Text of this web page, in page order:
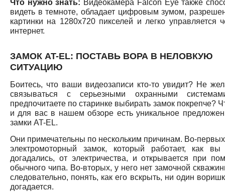
Что нужно знать: Видеокамера Falcon Eye также
видеть в темноте, обладает цифровым зумом,
картинки на 1280х720 пикселей и легко управляется
интернет.
ЗАМОК AT-EL: ПОСТАВЬ ВОРА В НЕЛОВКУЮ
СИТУАЦИЮ
Боитесь, что ваши видеозаписи кто-то увидит? Не
связываться с серьезными охранными
предпочитаете по старинке выбирать замок покрепче?
и для вас в нашем обзоре есть уникальное
замки AT-EL.
Они примечательны по нескольким причинам. Во-
электромоторный замок, который работает, как
догадались, от электричества, и открывается при
обычного чипа. Во-вторых, у него нет замочной
следовательно, понять, как его вскрыть, ни один
догадается.